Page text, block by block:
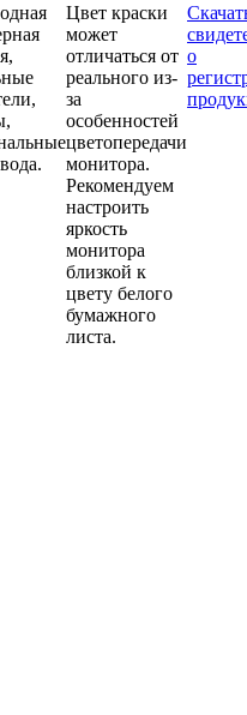
Цвет краски
может
отличаться от
реального из-
за
особенностей
цветопередачи
монитора.
Рекомендуем
настроить
яркость
монитора
близкой к
цвету белого
бумажного
листа.
о